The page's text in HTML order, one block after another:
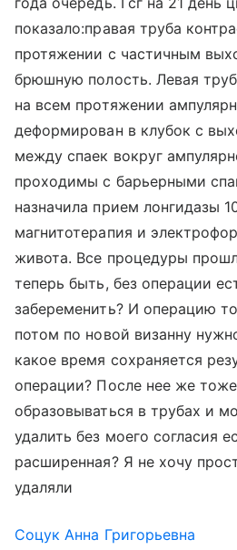
показало:правая труба
протяжении с частичным
брюшную полость. Левая
на всем протяжении
деформирован в клубок с
между спаек вокруг
проходимы с барьерными
назначила прием лонгидазы
магнитотерапия и
живота. Все процедуры
теперь быть, без операции
забеременить? И операцию
потом по новой визанну
какое время сохраняется
операции? После нее же
образовываться в трубах и
удалить без моего согласия
расширенная? Я не хочу
удаляли
Соцук Анна Григорьевна